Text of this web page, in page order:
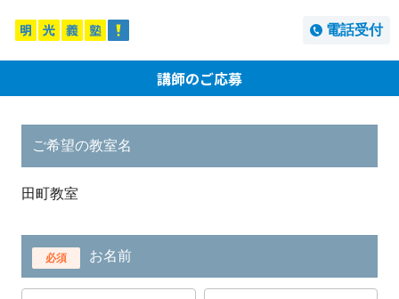
電話受付
講師のご応募
ご希望の教室名
田町教室
必須 お名前